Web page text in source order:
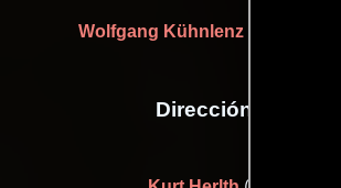
Wolfgang Kühnlenz(Asistente de
Dirección artística